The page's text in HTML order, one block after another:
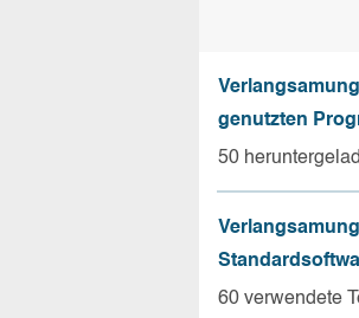
genutzten
50
60 verwendete